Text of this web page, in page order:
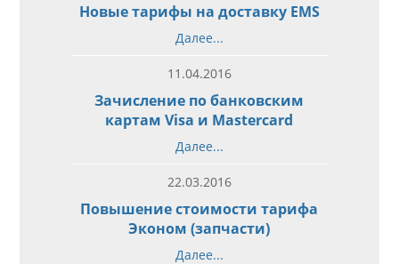
Новые тарифы на доставку EMS
Далее...
11.04.2016
Зачисление по банковским
картам Visa и Mastercard
Далее...
22.03.2016
Повышение стоимости тарифа
Эконом (запчасти)
Далее...